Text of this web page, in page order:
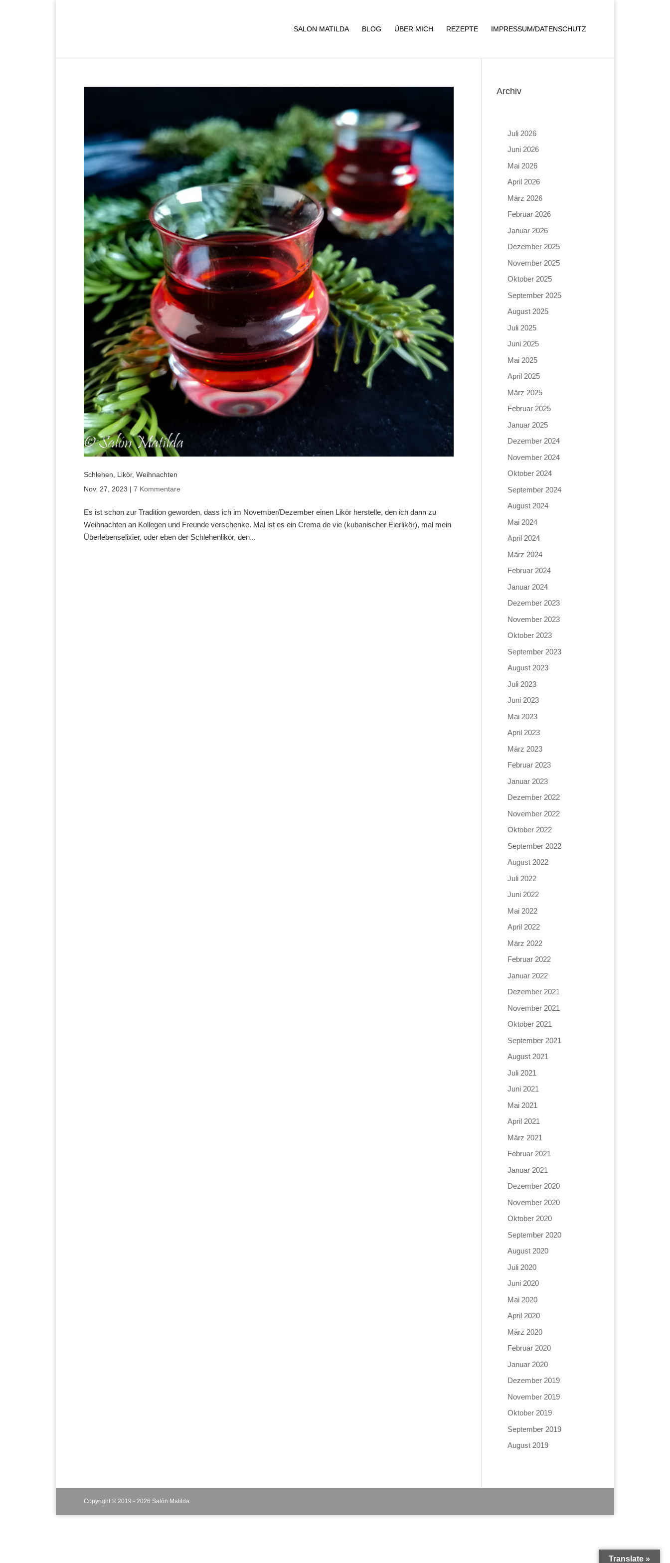
SALON MATILDA BLOG ÜBER MICH REZEPTE IMPRESSUM/DATENSCHUTZ
Schlehen, Likör, Weihnachten
Nov. 27, 2023 | 7 Kommentare
Es ist schon zur Tradition geworden, dass ich im November/Dezember einen Likör herstelle, den ich dann zu
Weihnachten an Kollegen und Freunde verschenke. Mal ist es ein Crema de vie (kubanischer Eierlikör), mal mein
Überlebenselixier, oder eben der Schlehenlikör, den...
Archiv
Juli 2026
Juni 2026
Mai 2026
April 2026
März 2026
Februar 2026
Januar 2026
Dezember 2025
November 2025
Oktober 2025
September 2025
August 2025
Juli 2025
Juni 2025
Mai 2025
April 2025
März 2025
Februar 2025
Januar 2025
Dezember 2024
November 2024
Oktober 2024
September 2024
August 2024
Mai 2024
April 2024
März 2024
Februar 2024
Januar 2024
Dezember 2023
November 2023
Oktober 2023
September 2023
August 2023
Juli 2023
Juni 2023
Mai 2023
April 2023
März 2023
Februar 2023
Januar 2023
Dezember 2022
November 2022
Oktober 2022
September 2022
August 2022
Juli 2022
Juni 2022
Mai 2022
April 2022
März 2022
Februar 2022
Januar 2022
Dezember 2021
November 2021
Oktober 2021
September 2021
August 2021
Juli 2021
Juni 2021
Mai 2021
April 2021
März 2021
Februar 2021
Januar 2021
Dezember 2020
November 2020
Oktober 2020
September 2020
August 2020
Juli 2020
Juni 2020
Mai 2020
April 2020
März 2020
Februar 2020
Januar 2020
Dezember 2019
November 2019
Oktober 2019
September 2019
August 2019
Copyright © 2019 - 2026 Salón Matilda
Translate »